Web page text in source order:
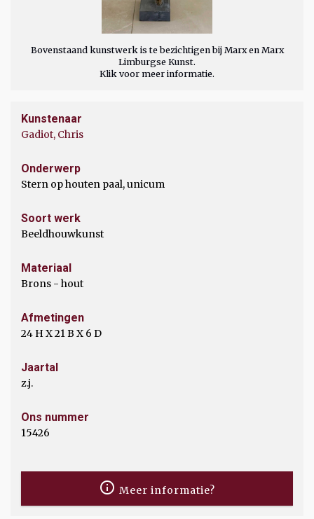
Bovenstaand kunstwerk is te bezichtigen bij Marx en Marx
Limburgse Kunst.
Klik voor meer informatie.
Kunstenaar
Gadiot, Chris
Onderwerp
Stern op houten paal, unicum
Soort werk
Beeldhouwkunst
Materiaal
Brons - hout
Afmetingen
24 H X 21 B X 6 D
Jaartal
z.j.
Ons nummer
15426
Meer informatie?